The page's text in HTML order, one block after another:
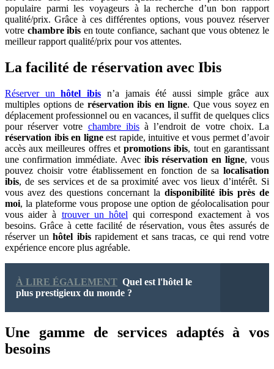
populaire parmi les voyageurs à la recherche d’un bon rapport
qualité/prix. Grâce à ces différentes options, vous pouvez réserver
votre chambre ibis en toute confiance, sachant que vous obtenez le
meilleur rapport qualité/prix pour vos attentes.
La facilité de réservation avec Ibis
Réserver unhôtel ibis n’a jamais été aussi simple grâce aux
multiples options de réservation ibis en ligne. Que vous soyez en
déplacement professionnel ou en vacances, il suffit de quelques clics
pour réserver votre chambre ibisà l’endroit de votre choix. La
réservation ibis en ligneest rapide, intuitive et vous permet d’avoir
accès aux meilleures offres etpromotions ibis, tout en garantissant
une confirmation immédiate. Avec ibis réservation en ligne, vous
pouvez choisir votre établissement en fonction de sa localisation
ibis, de ses services et de sa proximité avec vos lieux d’intérêt. Si
vous avez des questions concernant la disponibilité ibis près de
moi, la plateforme vous propose une option de géolocalisation pour
vous aider à trouver un hôtel qui correspond exactement à vos
besoins. Grâce à cette facilité de réservation, vous êtes assurés de
réserver unhôtel ibisrapidement et sans tracas, ce qui rend votre
expérience encore plus agréable.
À LIRE ÉGALEMENT Quel est l'hôtel le
plus prestigieux du monde ?
Une gamme de services adaptés à vos
besoins